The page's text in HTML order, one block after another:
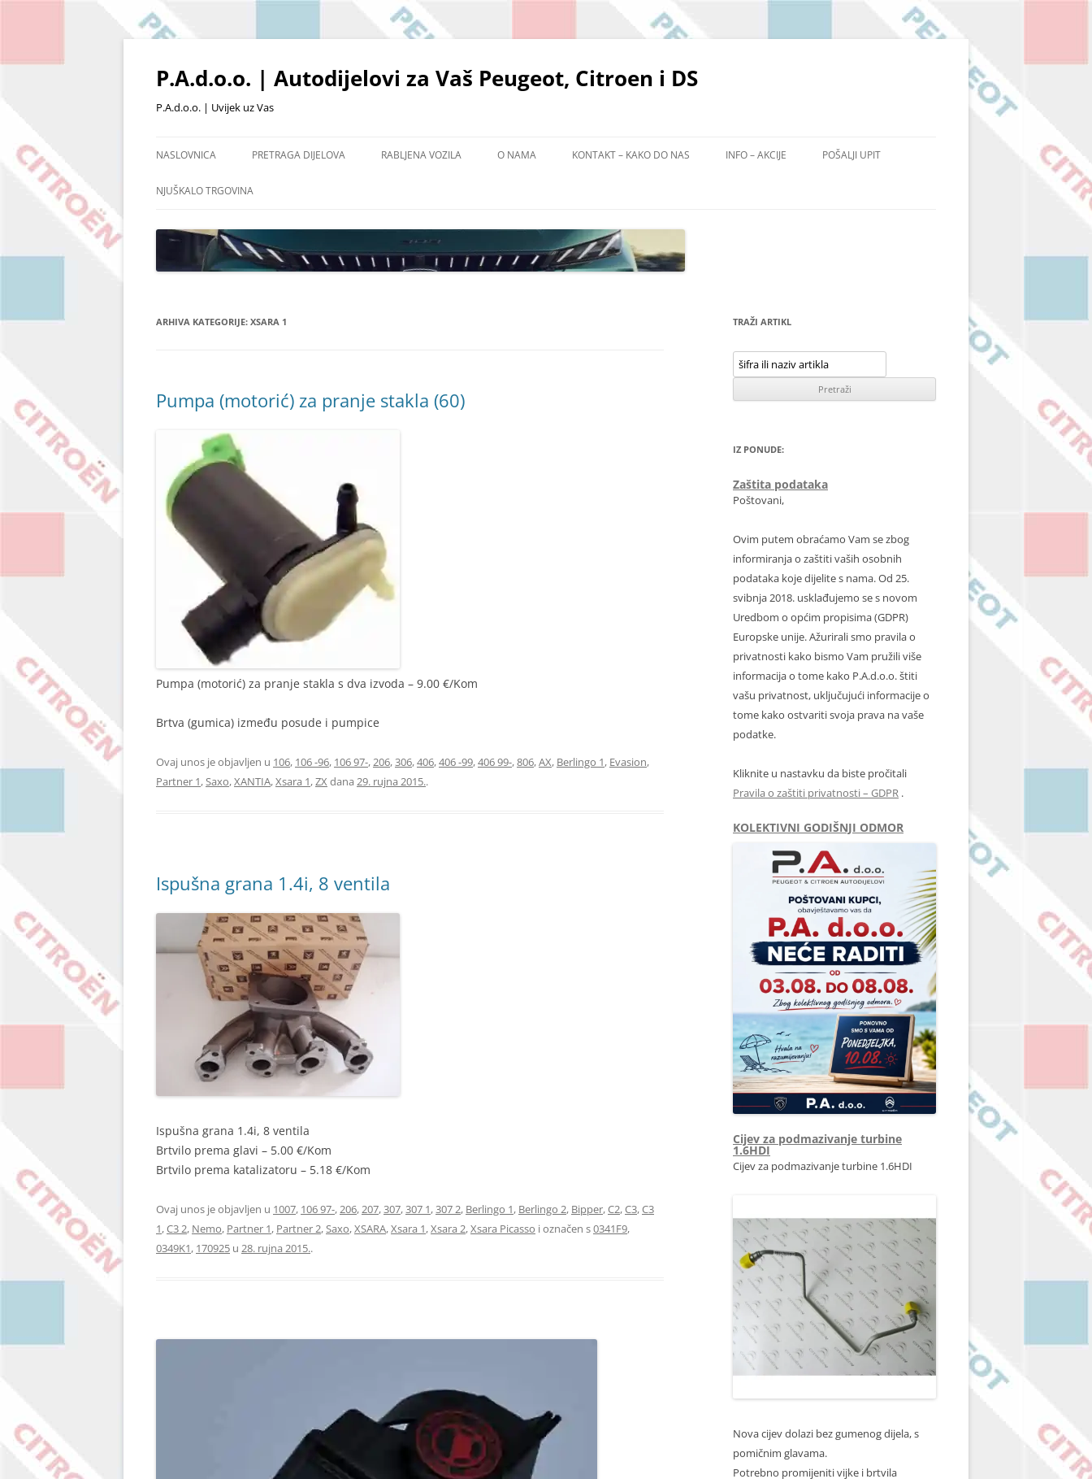
Skoči
P.A.d.o.o. | Autodijelovi za Vaš Peugeot, Citroen i DS
P.A.d.o.o. | Uvijek uz Vas
NASLOVNICA PRETRAGA DIJELOVA
OSTALI DIJELOVI I OPREMA
RABLJENA VOZILA O NAMA KONTAKT – KAKO DO NAS INFO – AKCIJE POŠALJI UPIT
NJUŠKALO TRGOVINA
ARHIVA KATEGORIJE: XSARA 1
Pumpa (motorić) za pranje stakla (60)
Pumpa (motorić) za pranje stakla s dva izvoda – 9.00 €/Kom
Brtva (gumica) između posude i pumpice
Ovaj unos je objavljen u 106, 106 -96, 106 97-,206,306,406,406 -99,406 99-,806,AX, Berlingo 1, Evasion,
Partner 1,Saxo,XANTIA,Xsara 1,ZX dana 29. rujna 2015..
Ispušna grana 1.4i, 8 ventila
Ispušna grana 1.4i, 8 ventila
Brtvilo prema glavi – 5.00 €/Kom
Brtvilo prema katalizatoru – 5.18 €/Kom
Ovaj unos je objavljen u 1007, 106 97-,206,207,307,307 1,307 2, Berlingo 1, Berlingo 2, Bipper,C2,C3,C3
1,C3 2, Nemo, Partner 1, Partner 2,Saxo,XSARA,Xsara 1,Xsara 2,Xsara Picasso i označen s0341F9,
0349K1, 170925 u 28. rujna 2015..
TRAŽI ARTIKL
IZ PONUDE:
Zaštita podataka
Poštovani,
Ovim putem obraćamo Vam se zbog
informiranja o zaštiti vaših osobnih
podataka koje dijelite s nama. Od 25.
svibnja 2018. usklađujemo se s novom
Uredbom o općim propisima (GDPR)
Europske unije. Ažurirali smo pravila o
privatnosti kako bismo Vam pružili više
informacija o tome kako P.A.d.o.o. štiti
vašu privatnost, uključujući informacije o
tome kako ostvariti svoja prava na vaše
podatke.
Kliknite u nastavku da biste pročitali
Pravila o zaštiti privatnosti – GDPR .
KOLEKTIVNI GODIŠNJI ODMOR
Cijev za podmazivanje turbine
1.6HDI
Cijev za podmazivanje turbine 1.6HDI
Nova cijev dolazi bez gumenog dijela, s
pomičnim glavama.
Potrebno promijeniti vijke i brtvila